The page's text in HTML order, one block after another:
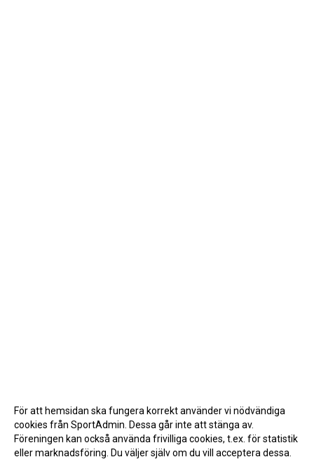
För att hemsidan ska fungera korrekt använder vi nödvändiga
cookies från SportAdmin. Dessa går inte att stänga av.
Föreningen kan också använda frivilliga cookies, t.ex. för statistik
eller marknadsföring. Du väljer själv om du vill acceptera dessa.